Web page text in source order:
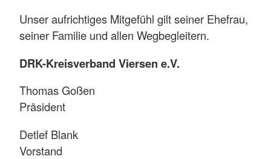
Unser aufrichtiges Mitgefühl gilt seiner Ehefrau,
seiner Familie und allen Wegbegleitern.
DRK-Kreisverband Viersen e.V.
Thomas Goßen
Präsident
Detlef Blank
Vorstand